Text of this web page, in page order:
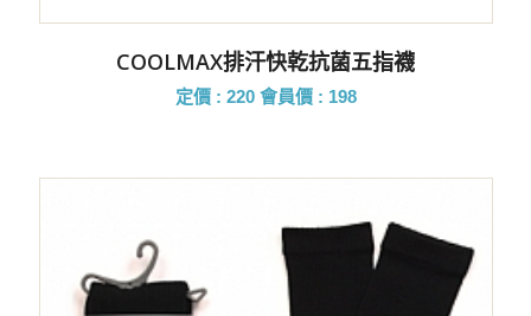
COOLMAX排汗快乾抗菌五指襪
定價 : 220 會員價 : 198